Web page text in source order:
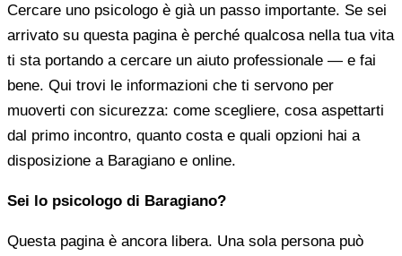
Cercare uno psicologo è già un passo importante. Se sei
arrivato su questa pagina è perché qualcosa nella tua vita
ti sta portando a cercare un aiuto professionale — e fai
bene. Qui trovi le informazioni che ti servono per
muoverti con sicurezza: come scegliere, cosa aspettarti
dal primo incontro, quanto costa e quali opzioni hai a
disposizione a Baragiano e online.
Sei lo psicologo di Baragiano?
Questa pagina è ancora libera. Una sola persona può